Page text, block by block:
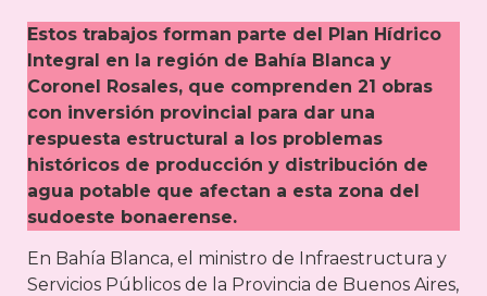
Estos trabajos forman parte del Plan Hídrico
Integral en la región de Bahía Blanca y
Coronel Rosales, que comprenden 21 obras
con inversión provincial para dar una
respuesta estructural a los problemas
históricos de producción y distribución de
agua potable que afectan a esta zona del
sudoeste bonaerense.
En Bahía Blanca, el ministro de Infraestructura y
Servicios Públicos de la Provincia de Buenos Aires,